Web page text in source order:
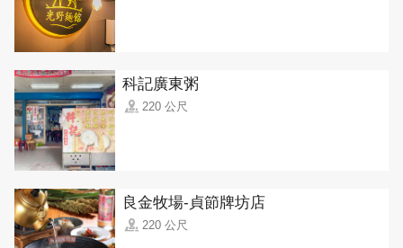
科記廣東粥
220 公尺
良金牧場-貞節牌坊店
220 公尺